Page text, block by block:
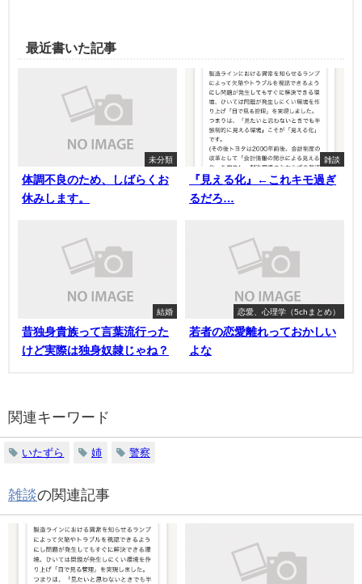
最近書いた記事
未分類
体調不良のため、しばらくお
休みします。
雑談
『見える化』←これキモ過ぎ
るだろ…
結婚
昔独身貴族って言葉流行った
けど実際は独身奴隷じゃね？
恋愛、心理学（5chまとめ）
若者の恋愛離れっておかしい
よな
関連キーワード
いたずら 姉 警察
雑談の関連記事